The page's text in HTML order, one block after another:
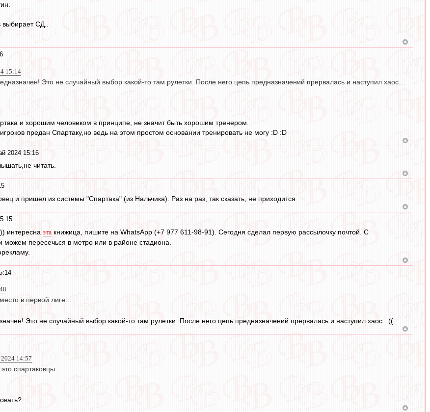
выбирает СД..
15:14
Это не случайный выбор какой-то там рулетки. После него цепь предназначений прервалась и наступил хаос...
и хорошим человеком в принципе, не значит быть хорошим тренером.
предан Спартаку,но ведь на этом простом основании тренировать не могу :D :D
2024 15:16
читать.
и пришел из системы "Спартака" (из Нальчика). Раз на раз, так сказать, не приходится
интересна эта книжица, пишите на WhatsApp (+7 977 611-98-91). Сегодня сделал первую рассылочку почтой. С
можем пересечься в метро или в районе стадиона.
в первой лиге...
Это не случайный выбор какой-то там рулетки. После него цепь предназначений прервалась и наступил хаос...((
14:57
спартаковцы